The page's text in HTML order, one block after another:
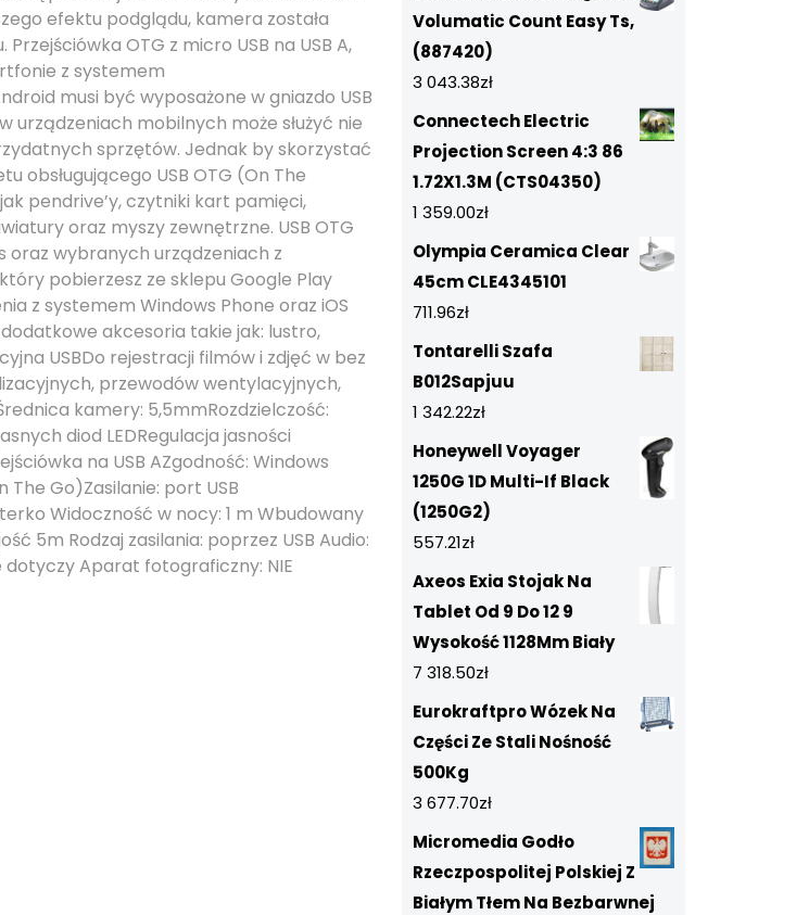
efektu podglądu, kamera została
OTG z micro USB na USB A,
z systemem
musi być wyposażone w gniazdo USB
urządzeniach mobilnych może służyć nie
sprzętów. Jednak by skorzystać
obsługującego USB OTG (On The
pendrive’y, czytniki kart pamięci,
oraz myszy zewnętrzne. USB OTG
wybranych urządzeniach z
pobierzesz ze sklepu Google Play
z systemem Windows Phone oraz iOS
akcesoria takie jak: lustro,
USBDo rejestracji filmów i zdjęć w bez
przewodów wentylacyjnych,
kamery: 5,5mmRozdzielczość:
diod LEDRegulacja jasności
na USB AZgodność: Windows
Go)Zasilanie: port USB
Widoczność w nocy: 1 m Wbudowany
5m Rodzaj zasilania: poprzez USB Audio:
dotyczy Aparat fotograficzny: NIE
Volumatic Count Easy Ts,
(887420)
3 043.38zł
Connectech Electric
Projection Screen 4:3 86
1.72X1.3M (CTS04350)
1 359.00zł
Olympia Ceramica Clear
45cm CLE4345101
711.96zł
Tontarelli Szafa
B012Sapjuu
1 342.22zł
Honeywell Voyager
1250G 1D Multi-If Black
(1250G2)
557.21zł
Axeos Exia Stojak Na
Tablet Od 9 Do 12 9
Wysokość 1128Mm Biały
7 318.50zł
Eurokraftpro Wózek Na
Części Ze Stali Nośność
500Kg
3 677.70zł
Micromedia Godło
Rzeczpospolitej Polskiej Z
Białym Tłem Na Bezbarwnej